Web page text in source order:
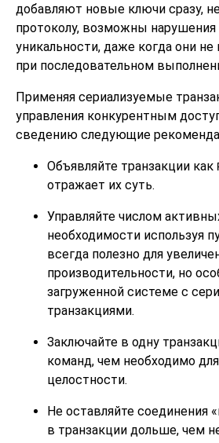
добавляют новые ключи сразу,
протоколу, возможны нарушения
уникальности, даже когда они
при последовательном
Применяя сериализуемые
управления конкурентным
сведению следующие
Объявляйте транзакции как
отражает их суть.
Управляйте числом
необходимости используя
всегда полезно для
производительности, но
загруженной системе с
транзакциями.
Заключайте в одну
команд, чем необходимо
целостности.
Не оставляйте соединения «
в транзакции дольше, чем